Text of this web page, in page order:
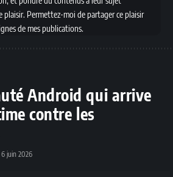
plaisir. Permettez-moi de partager ce plaisir
de mes publications.
Android qui arrive
contre les
6 juin 2026